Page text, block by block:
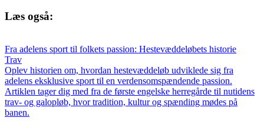
Læs også:
Fra adelens sport til folkets passion: Hestevæddeløbets historie
Trav
Oplev historien om, hvordan hestevæddeløb udviklede sig fra
adelens eksklusive sport til en verdensomspændende passion.
Artiklen tager dig med fra de første engelske herregårde til nutidens
trav- og galopløb, hvor tradition, kultur og spænding mødes på
banen.